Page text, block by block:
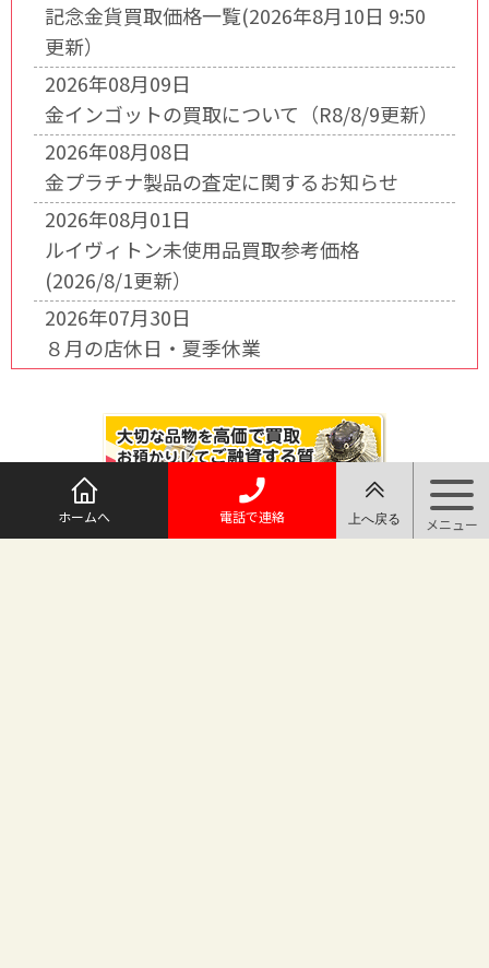
記念金貨買取価格一覧(2026年8月10日 9:50
更新）
2026年08月09日
金インゴットの買取について（R8/8/9更新）
2026年08月08日
金プラチナ製品の査定に関するお知らせ
2026年08月01日
ルイヴィトン未使用品買取参考価格
(2026/8/1更新）
2026年07月30日
８月の店休日・夏季休業
ホームへ 電話で連絡